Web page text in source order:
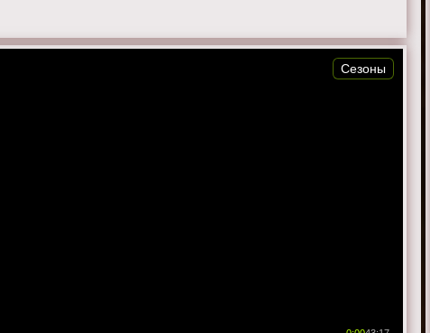
Сезоны